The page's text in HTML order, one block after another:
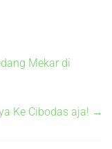
Mekar di
Ke Cibodas aja! →